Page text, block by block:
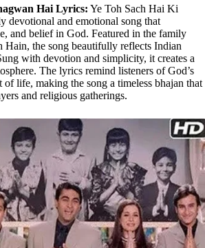
Hai Lyrics: Ye Toh Sach Hai Ki
devotional and emotional song that
and belief in God. Featured in the family
Hain, the song beautifully reflects Indian
with devotion and simplicity, it creates a
The lyrics remind listeners of God’s
of life, making the song a timeless bhajan that
and religious gatherings.